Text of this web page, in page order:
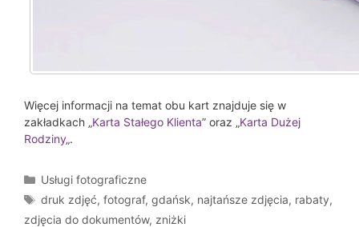
Więcej informacji na temat obu kart znajduje się w
zakładkach „Karta Stałego Klienta” oraz „Karta Dużej
Rodziny„.
Kategorie
Usługi fotograficzne
Tagi
druk zdjęć,fotograf,gdańsk, najtańsze zdjęcia, rabaty,
zdjęcia do dokumentów, zniżki